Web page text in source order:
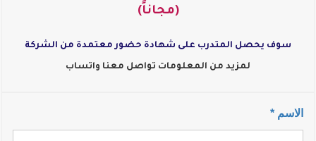
(مجاناً)
سوف يحصل المتدرب على شهادة حضور معتمدة من الشركة
لمزيد من المعلومات تواصل معنا واتساب
الاسم *